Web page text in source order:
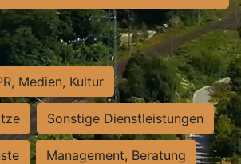
Medien, Kultur
Sonstige Dienstleistungen
Management, Beratung